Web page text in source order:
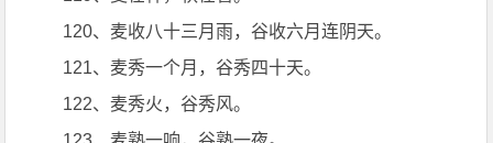
120、麦收八十三月雨，谷收六月连阴天。
121、麦秀一个月，谷秀四十天。
122、麦秀火，谷秀风。